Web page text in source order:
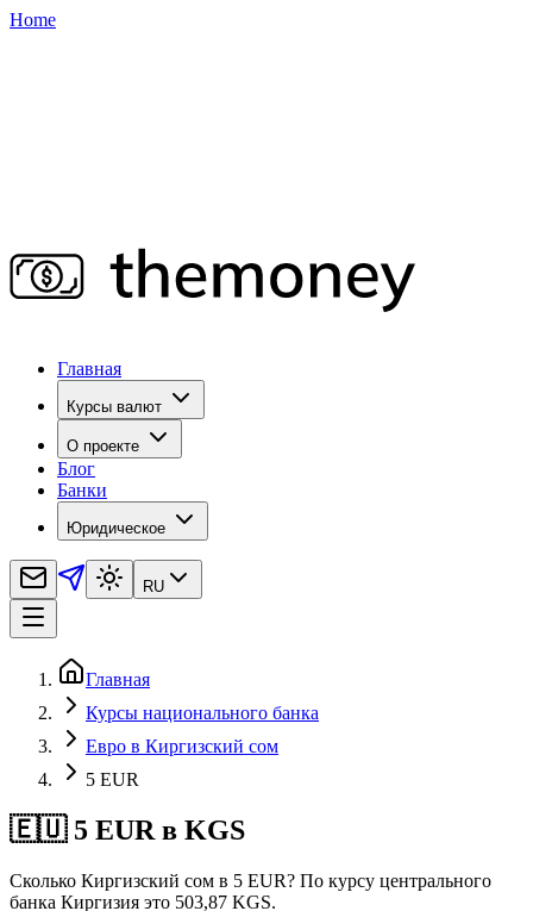
Home
Главная
Курсы валют
О проекте
Блог
Банки
Юридическое
RU
Главная
Курсы национального банка
Евро в Киргизский сом
5 EUR
🇪🇺 5 EUR в KGS
Сколько Киргизский сом в 5 EUR? По курсу центрального
банка Киргизия это 503,87 KGS.